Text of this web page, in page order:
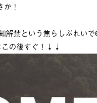
！
解禁という焦らしぷれい
この後すぐ！↓↓